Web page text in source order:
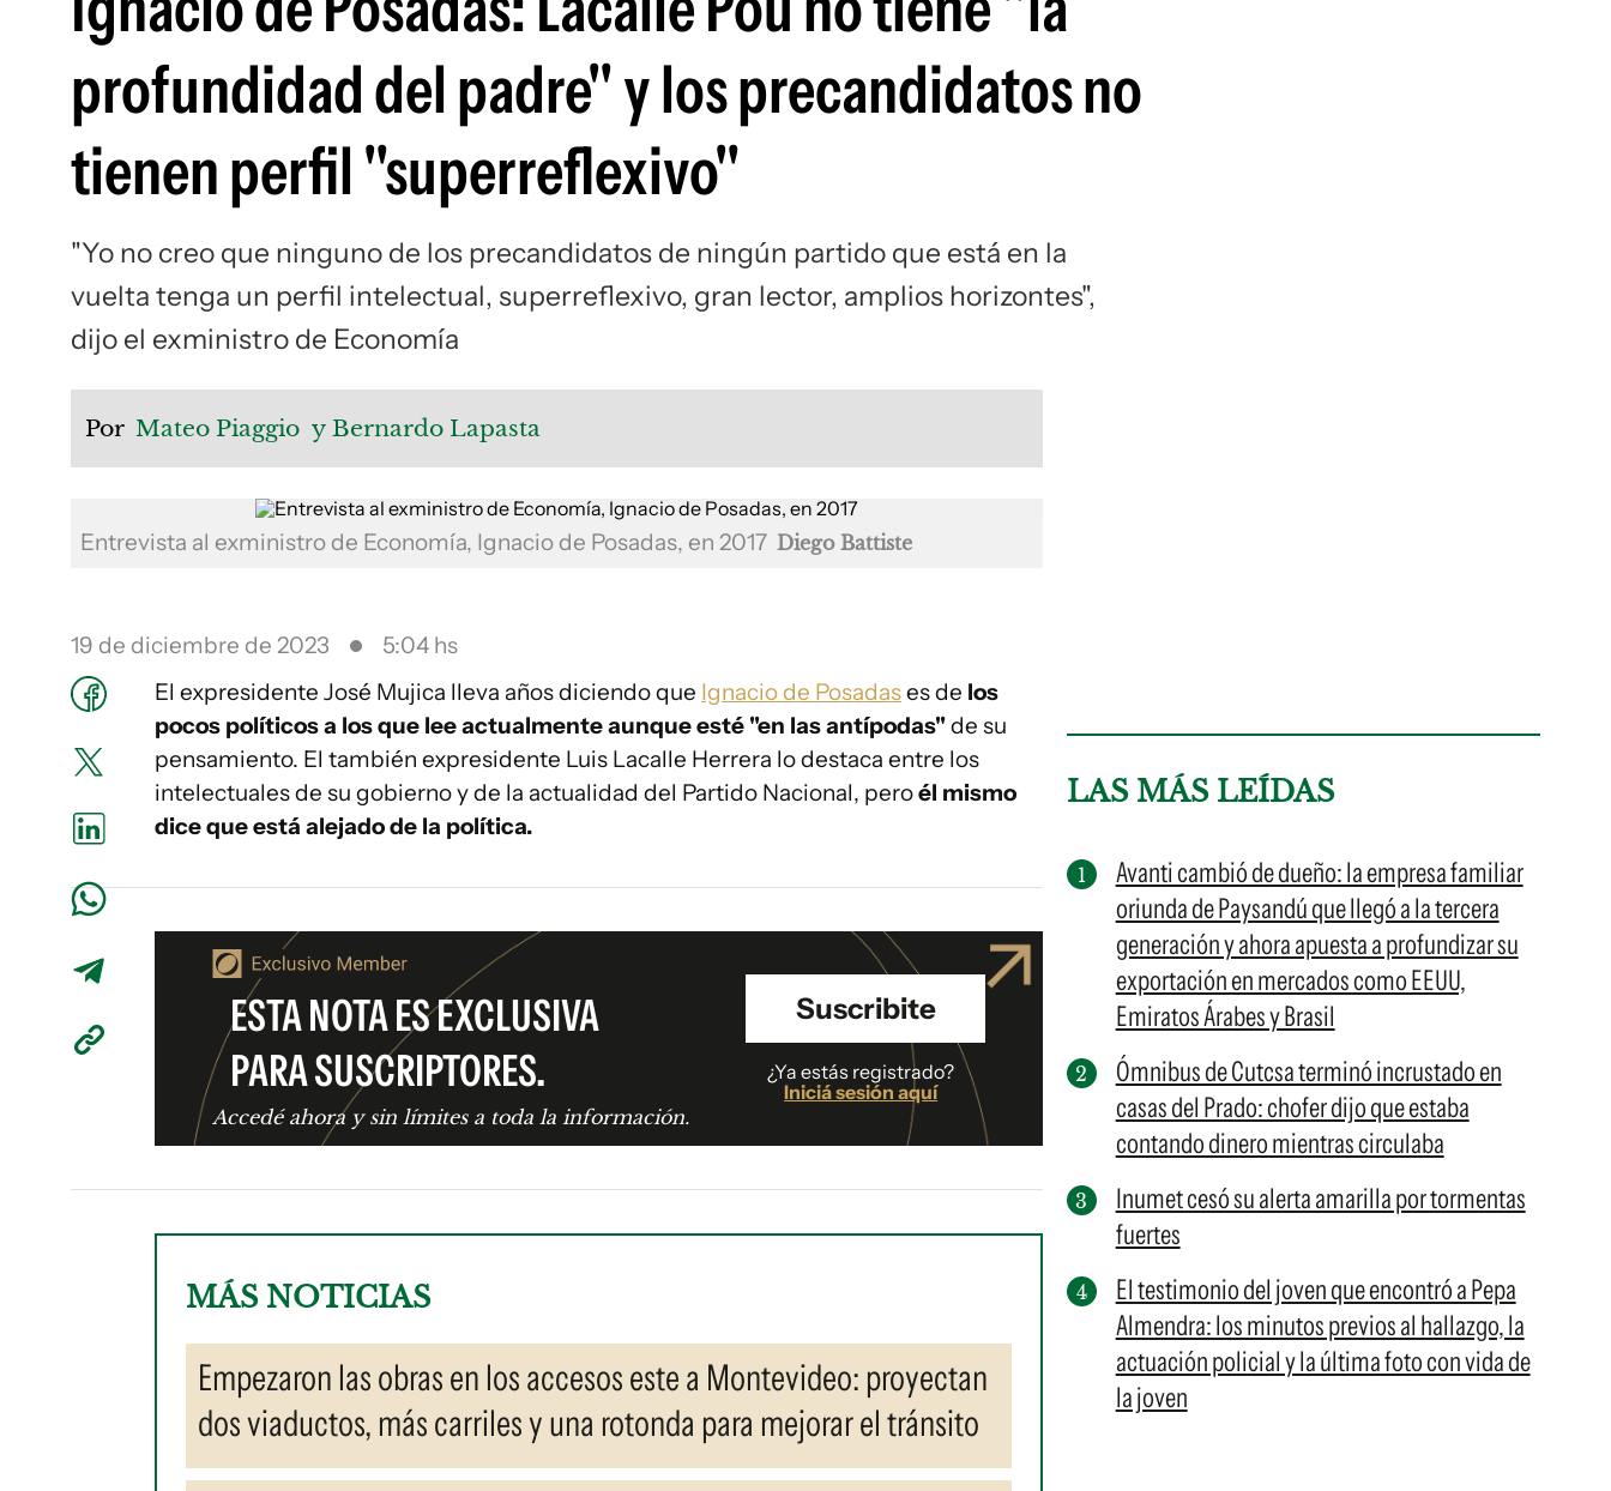
profundidad del padre" y los precandidatos no
tienen perfil "superreflexivo"
"Yo no creo que ninguno de los precandidatos de ningún partido que está en la
vuelta tenga un perfil intelectual, superreflexivo, gran lector, amplios horizontes",
dijo el exministro de Economía
Por Mateo Piaggio y Bernardo Lapasta
Entrevista al exministro de Economía, Ignacio de Posadas, en 2017 Diego Battiste
19 de diciembre de 2023
5:04 hs
El expresidente José Mujica lleva años diciendo que Ignacio de Posadases de los
pocos políticos a los que lee actualmente aunque esté "en las antípodas"de su
pensamiento. El también expresidente Luis Lacalle Herrera lo destaca entre los
intelectuales de su gobierno y de la actualidad del Partido Nacional, peroél mismo
dice que está alejado de la política.
ESTA NOTA ES EXCLUSIVA
PARA SUSCRIPTORES.
Accedé ahora y sin límites a toda la información.
Suscribite
¿Ya estás registrado?
Iniciá sesión aquí
MÁS NOTICIAS
Empezaron las obras en los accesos este a Montevideo: proyectan
dos viaductos, más carriles y una rotonda para mejorar el tránsito
LAS MÁS LEÍDAS
Avanti cambió de dueño: la empresa familiar
oriunda de Paysandú que llegó a la tercera
generación y ahora apuesta a profundizar su
exportación en mercados como EEUU,
Emiratos Árabes y Brasil
Ómnibus de Cutcsa terminó incrustado en
casas del Prado: chofer dijo que estaba
contando dinero mientras circulaba
Inumet cesó su alerta amarilla por tormentas
fuertes
El testimonio del joven que encontró a Pepa
Almendra: los minutos previos al hallazgo, la
actuación policial y la última foto con vida de
la joven